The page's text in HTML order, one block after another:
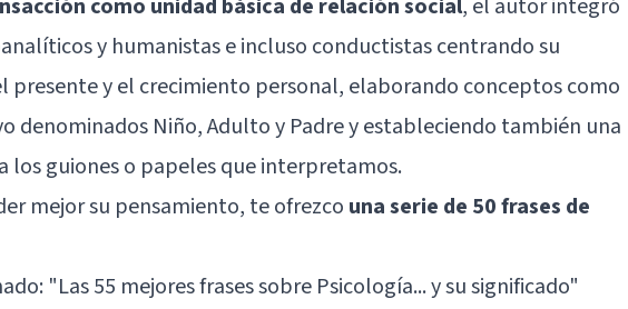
como unidad básica de relación social, el autor integró
y humanistase incluso conductistas centrando su
presente y el crecimiento personal, elaborando conceptos como
denominados Niño, Adulto y Padre y estableciendo también una
los guiones o papeles que interpretamos.
mejor su pensamiento, te ofrezco una serie de 50 frases de
"Las 55 mejores frases sobre Psicología... y su significado"